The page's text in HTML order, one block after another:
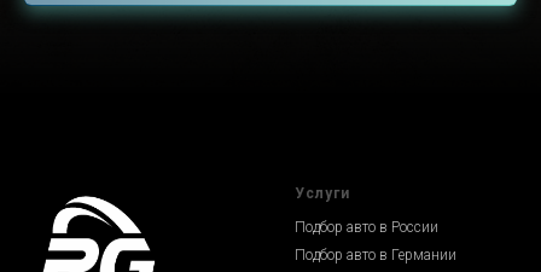
Услуги
Подбор авто в России
Подбор авто в Германии